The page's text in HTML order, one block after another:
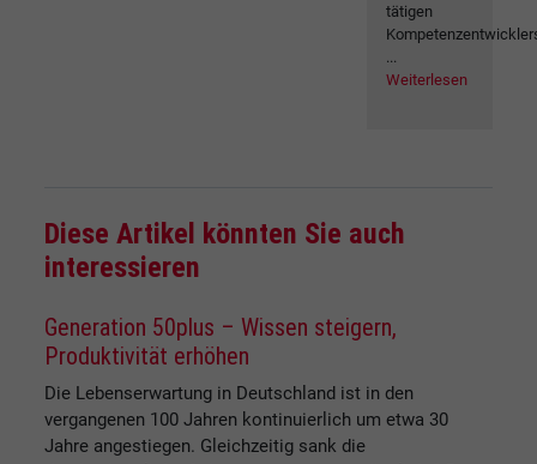
tätigen
...
Weiterlesen
Diese Artikel könnten Sie auch
interessieren
Generation 50plus – Wissen steigern,
Produktivität erhöhen
Die Lebenserwartung in Deutschland ist in den
vergangenen 100 Jahren kontinuierlich um etwa 30
Jahre angestiegen. Gleichzeitig sank die